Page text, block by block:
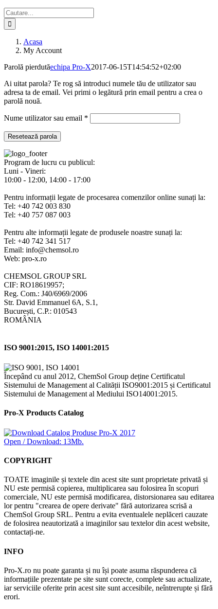
Cautare...
Acasa
My Account
Parolă pierdutăechipa Pro-X2017-06-15T14:54:52+02:00
Ai uitat parola? Te rog să introduci numele tău de utilizator sau
adresa ta de email. Vei primi o legătură prin email pentru a crea o
parolă nouă.
Nume utilizator sau email *
Resetează parola
Program de lucru cu publicul:
Luni - Vineri:
10:00 - 12:00, 14:00 - 17:00
Pentru informații legate de procesarea comenzilor online sunați la:
Tel: +40 742 003 830
Tel: +40 757 087 003
Pentru alte informații legate de produsele noastre sunați la:
Tel: +40 742 341 517
Email: info@chemsol.ro
Web: pro-x.ro
CHEMSOL GROUP SRL
CIF: RO18619957;
Reg. Com.: J40/6969/2006
Str. David Emmanuel 6A, S.1,
București, C.P.: 010543
ROMÂNIA
ISO 9001:2015, ISO 14001:2015
Începând cu anul 2012, ChemSol Group deține Certificatul
Sistemului de Management al Calității ISO9001:2015 și Certificatul
Sistemului de Management al Mediului ISO14001:2015.
Pro-X Products Catalog
Open / Download: 13Mb.
COPYRIGHT
TOATE imaginile și textele din acest site sunt proprietate privată și
NU este permisă copierea, multiplicarea sau folosirea în scopuri
comerciale, NU este permisă modificarea, distorsionarea sau editarea
lor pentru "crearea de opere derivate" fără autorizarea scrisă a
ChemSol Group SRL. Pentru a evita eventualele neplăceri cauzate
de folosirea neautorizată a imaginilor sau textelor din acest website,
contactați-ne.
INFO
Pro-X.ro nu poate garanta și nu își poate asuma răspunderea că
informațiile prezentate pe site sunt corecte, complete sau actualizate,
iar serviciile oferite prin acest site sunt accesibile, neîntrerupte și fără
erori.